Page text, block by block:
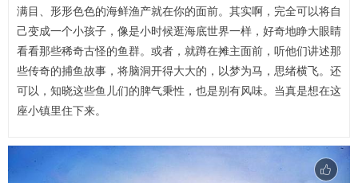
满目、形形色色的海鲜渔产就在你的面前。其实啊，完全可以将自
己变成一个小孩子，像是小时候逛海底世界一样，好奇地睁大眼睛
看看那些稀奇古怪的鱼群。或者，就蹲在摊主面前，听他们讲述那
些传奇的捕鱼故事，将脑洞开得大大的，以梦为马，思绪横飞。还
可以，知晓这些鱼儿们的脾气秉性，也是别有风味。当真是想在这
座小镇里住下来。